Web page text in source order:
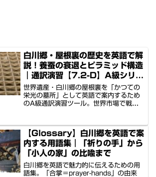
白川郷・屋根裏の歴史を英語で解
説！養蚕の衰退とピラミッド構造
｜通訳演習【7.2-D】A級シリー
ズ
世界遺産・白川郷の屋根裏を「かつての
栄光の墓所」として英語で案内するため
のA級通訳演習ツール。世界市場で戦っ
贄となった蚕への祈りを「蛾の霊廟
（Mausoleum of Moths）」と例えるジ
ョークを交え、最後は日本人の精神性
「合掌」へとゲストを導く、ストーリー
性に満ちた英語トーク術を習得できま
す。
【Glossary】白川郷を英語で案
内する用語集｜「祈りの手」から
「小人の家」の比喩まで
白川郷を英語で魅力的に伝えるための用
語集。「合掌＝prayer-hands」の由来